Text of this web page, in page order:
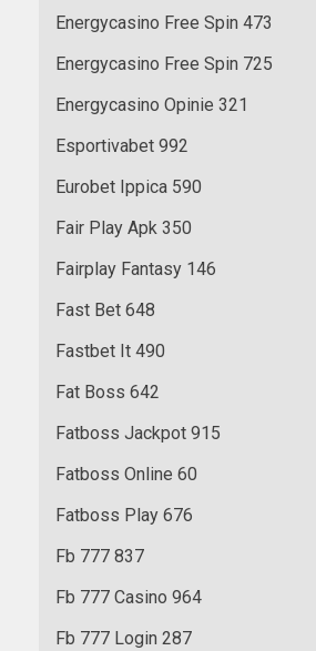
Energycasino Free Spin 473
Energycasino Free Spin 725
Energycasino Opinie 321
Esportivabet 992
Eurobet Ippica 590
Fair Play Apk 350
Fairplay Fantasy 146
Fast Bet 648
Fastbet It 490
Fat Boss 642
Fatboss Jackpot 915
Fatboss Online 60
Fatboss Play 676
Fb 777 837
Fb 777 Casino 964
Fb 777 Login 287